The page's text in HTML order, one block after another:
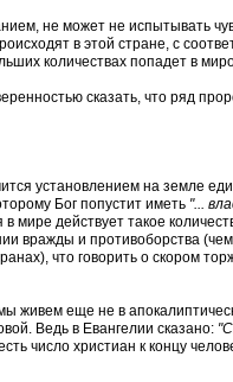
не может не испытывать
в этой стране, с
количествах попадет в
сказать, что ряд
установлением на земле
Бог попустит иметь "...
мире действует такое
вражды и противоборства
что говорить о скором
живем еще не в
Ведь в Евангелии сказано:
число христиан к концу